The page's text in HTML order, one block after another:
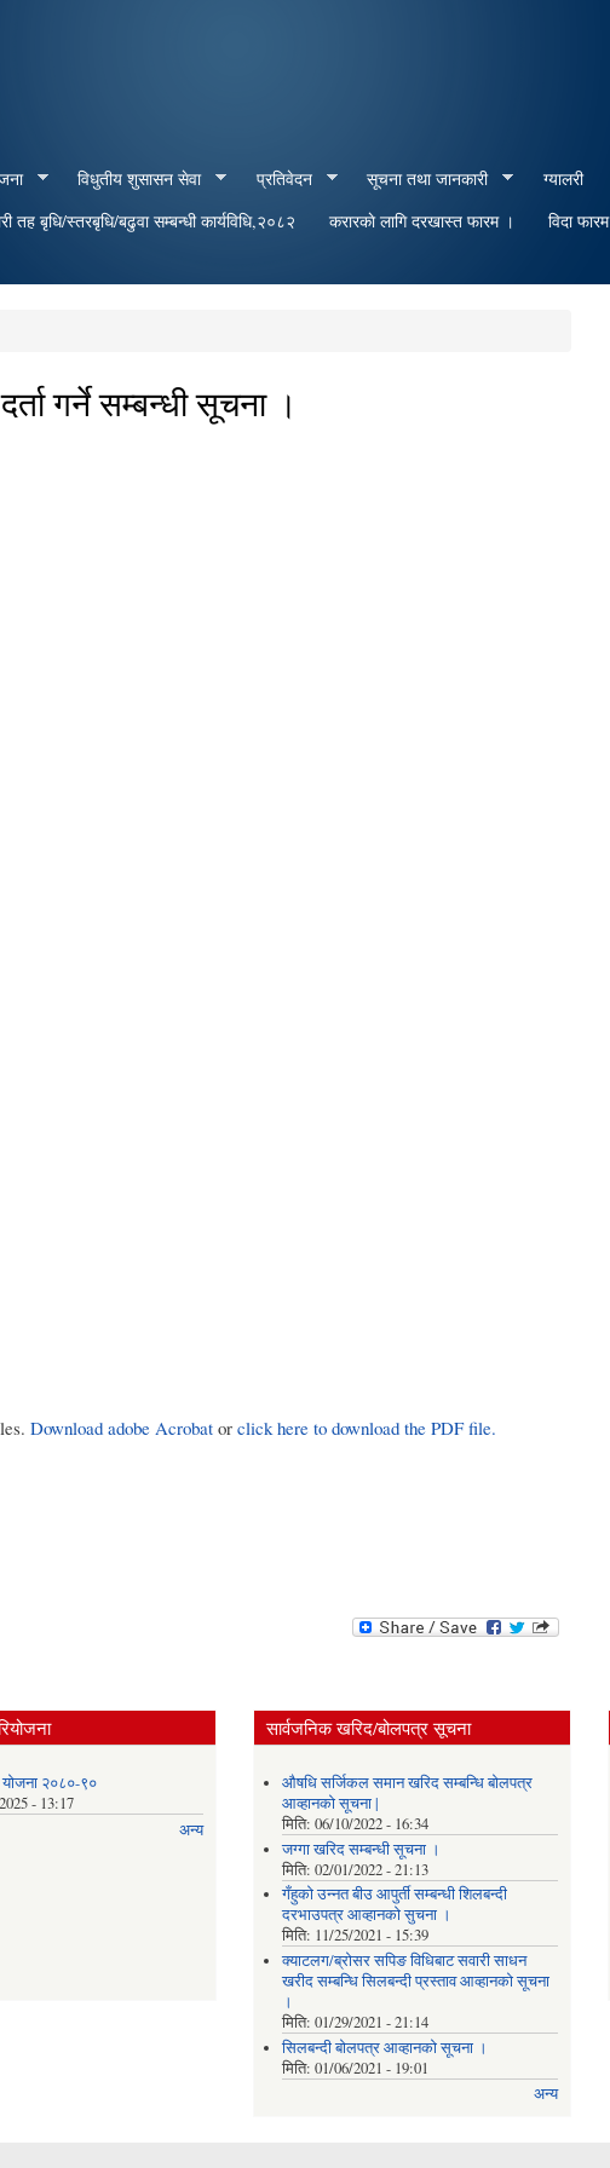
विधुतीय शुसासन सेवा प्रतिवेदन सूचना तथा जानकारी ग्यालरी
तह बृधि/स्तरबृधि/बढुवा सम्बन्धी कार्यविधि,२०८२ करारकाे लागि दरखास्त फारम । विदा फारम
गर्ने सम्बन्धी सूचना ।
Download adobe Acrobat or click here to download the PDF file.
योजना २०८०-९०
- 13:17
अन्य
सार्वजनिक खरिद/बोलपत्र सूचना
औषधि सर्जिकल समान खरिद सम्बन्धि बोलपत्र
आव्हानको सूचना |
मिति: 06/10/2022 - 16:34
जग्गा खरिद सम्बन्धी सूचना ।
मिति: 02/01/2022 - 21:13
गँहुकाे उन्नत बीउ आपुर्ती सम्बन्धी शिलबन्दी
दरभाउपत्र आव्हानकाे सुचना ।
मिति: 11/25/2021 - 15:39
क्याटलग/ब्रोसर सपिङ विधिबाट सवारी साधन
खरीद सम्बन्धि सिलबन्दी प्रस्ताव आव्हानको सूचना
।
मिति: 01/29/2021 - 21:14
सिलबन्दी बोलपत्र आव्हानको सूचना ।
मिति: 01/06/2021 - 19:01
अन्य